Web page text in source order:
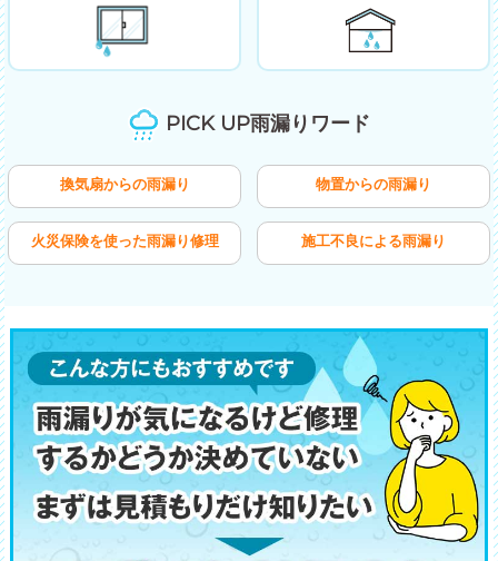
PICK UP雨漏りワード
換気扇からの雨漏り 物置からの雨漏り
火災保険を使った雨漏り修理 施工不良による雨漏り